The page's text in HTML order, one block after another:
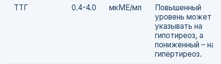
ТТГ 0.4-4.0 мкМЕ/мл
Повышенный
уровень может
указывать на
гипотиреоз, а
пониженный – на
гипертиреоз.